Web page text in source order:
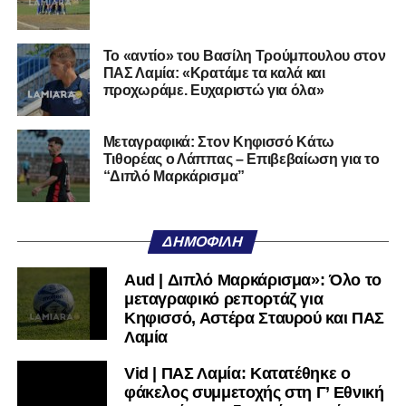
της Serie D στην Ιταλία, όπως οι Nocerina, S. Maria
Cilento και Castrovillari, έχοντας ξεκινήσει την
ποδοσφαιρική του διαδρομή από τον Απόλλωνα Σμύρνης.
Τον καλωσορίζουμε στην οικογένεια του Σαρωνικού και
του ευχόμαστε υγεία και επιτυχίες.»
Ακολουθήστε τοlamiara.grστοGoogle Newsγια να
μαθαίνετε πρώτοι τα κυανόλευκα νέα στην Ελλάδα και τον
Twitterκαι στοInstagram
μαθαίνετε σε χρόνο dt όλα τα νέα.
Το «αντίο» του Βασίλη Τρούμπουλου στον
ΠΑΣ Λαμία: «Κρατάμε τα καλά και
προχωράμε. Ευχαριστώ για όλα»
Μεταγραφικά: Στον Κηφισσό Κάτω
Τιθορέας ο Λάππας – Επιβεβαίωση για το
“Διπλό Μαρκάρισμα”
ΔΗΜΟΦΙΛΉ
Aud | Διπλό Μαρκάρισμα»: Όλο το
μεταγραφικό ρεπορτάζ για
Κηφισσό, Αστέρα Σταυρού και ΠΑΣ
Λαμία
Vid | ΠΑΣ Λαμία: Κατατέθηκε ο
φάκελος συμμετοχής στη Γ’ Εθνική